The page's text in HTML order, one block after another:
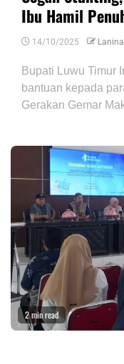
Ibu Hamil
14/10/2025 Lanina
Bupati Luwu Timur
bantuan kepada
Gerakan Gemar
2 min read